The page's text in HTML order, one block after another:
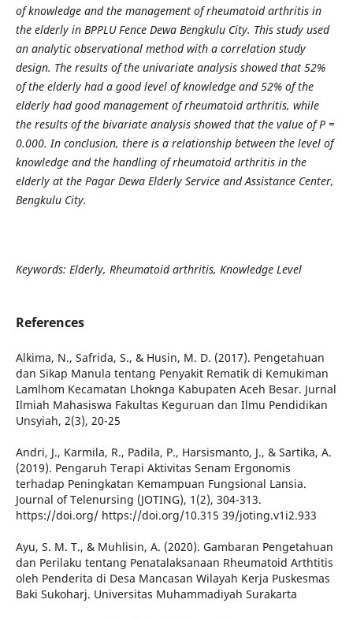
of knowledge and the management of rheumatoid arthritis in
the elderly in BPPLU Fence Dewa Bengkulu City. This study used
an analytic observational method with a correlation study
design. The results of the univariate analysis showed that 52%
of the elderly had a good level of knowledge and 52% of the
elderly had good management of rheumatoid arthritis, while
the results of the bivariate analysis showed that the value of P =
0.000. In conclusion, there is a relationship between the level of
knowledge and the handling of rheumatoid arthritis in the
elderly at the Pagar Dewa Elderly Service and Assistance Center,
Bengkulu City.
Keywords: Elderly, Rheumatoid arthritis, Knowledge Level
References
Alkima, N., Safrida, S., & Husin, M. D. (2017). Pengetahuan
dan Sikap Manula tentang Penyakit Rematik di Kemukiman
Lamlhom Kecamatan Lhoknga Kabupaten Aceh Besar. Jurnal
Ilmiah Mahasiswa Fakultas Keguruan dan Ilmu Pendidikan
Unsyiah, 2(3), 20-25
Andri, J., Karmila, R., Padila, P., Harsismanto, J., & Sartika, A.
(2019). Pengaruh Terapi Aktivitas Senam Ergonomis
terhadap Peningkatan Kemampuan Fungsional Lansia.
Journal of Telenursing (JOTING), 1(2), 304-313.
https://doi.org/ https://doi.org/10.315 39/joting.v1i2.933
Ayu, S. M. T., & Muhlisin, A. (2020). Gambaran Pengetahuan
dan Perilaku tentang Penatalaksanaan Rheumatoid Arthtitis
oleh Penderita di Desa Mancasan Wilayah Kerja Puskesmas
Baki Sukoharj. Universitas Muhammadiyah Surakarta